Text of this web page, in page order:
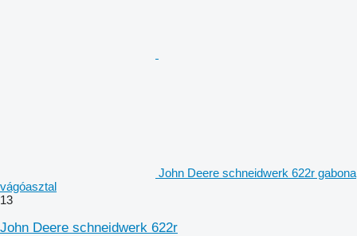
John Deere schneidwerk 622r gabona
vágóasztal
13
John Deere schneidwerk 622r